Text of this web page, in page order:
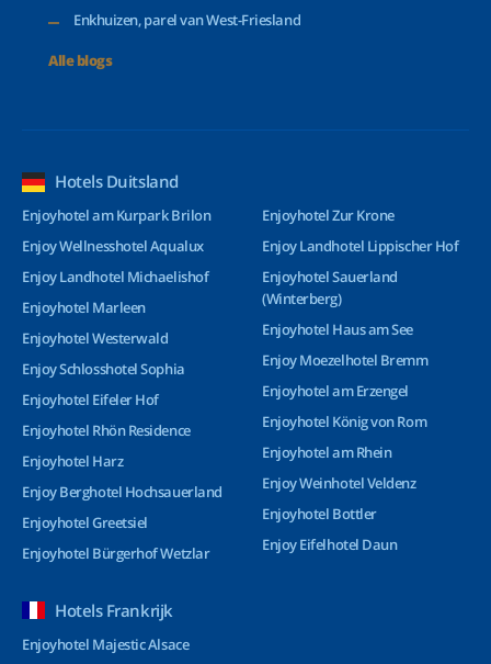
Enkhuizen, parel van West-Friesland
Alle blogs
Hotels Duitsland
Enjoyhotel am Kurpark Brilon
Enjoy Wellnesshotel Aqualux
Enjoy Landhotel Michaelishof
Enjoyhotel Marleen
Enjoyhotel Westerwald
Enjoy Schlosshotel Sophia
Enjoyhotel Eifeler Hof
Enjoyhotel Rhön Residence
Enjoyhotel Harz
Enjoy Berghotel Hochsauerland
Enjoyhotel Greetsiel
Enjoyhotel Bürgerhof Wetzlar
Enjoyhotel Zur Krone
Enjoy Landhotel Lippischer Hof
Enjoyhotel Sauerland
(Winterberg)
Enjoyhotel Haus am See
Enjoy Moezelhotel Bremm
Enjoyhotel am Erzengel
Enjoyhotel König von Rom
Enjoyhotel am Rhein
Enjoy Weinhotel Veldenz
Enjoyhotel Bottler
Enjoy Eifelhotel Daun
Hotels Frankrijk
Enjoyhotel Majestic Alsace